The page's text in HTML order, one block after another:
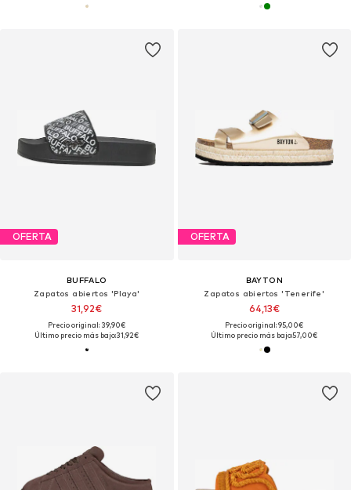
OFERTA
BUFFALO
Zapatos abiertos 'Playa'
31,92€
Precio original: 39,90€
Último precio más bajo:31,92€
OFERTA
BAYTON
Zapatos abiertos 'Tenerife'
64,13€
Precio original: 95,00€
Último precio más bajo:57,00€